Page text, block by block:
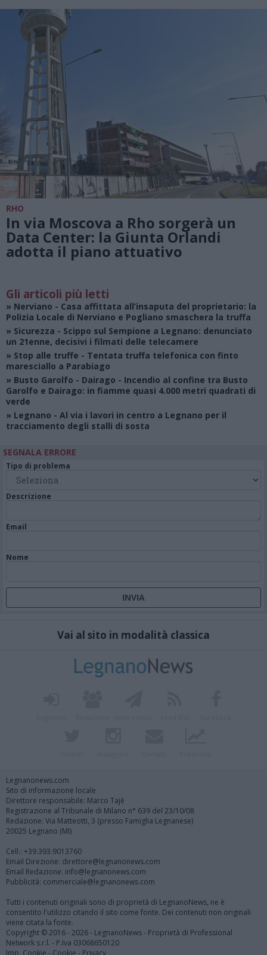
RHO
In via Moscova a Rho sorgerà un
Data Center: la Giunta Orlandi
adotta il piano attuativo
Gli articoli più letti
» Nerviano - Casa affittata all’insaputa del proprietario: la
Polizia Locale di Nerviano e Pogliano smaschera la truffa
» Sicurezza - Scippo sul Sempione a Legnano: denunciato
un 21enne, decisivi i filmati delle telecamere
» Stop alle truffe - Tentata truffa telefonica con finto
maresciallo a Parabiago
» Busto Garolfo - Dairago - Incendio al confine tra Busto
Garolfo e Dairago: in fiamme quasi 4.000 metri quadrati di
verde
» Legnano - Al via i lavori in centro a Legnano per il
tracciamento degli stalli di sosta
SEGNALA ERRORE
Tipo di problema
Descrizione
Email
Nome
Vai al sito in modalità classica
Legnanonews.com
Sito di informazione locale
Direttore responsabile: Marco Tajè
Registrazione al Tribunale di Milano n° 639 del 23/10/08
Redazione: Via Matteotti, 3 (presso Famiglia Legnanese)
20025 Legnano (MI)
Cell.: +39.393.9013760
Email Direzione: direttore@legnanonews.com
Email Redazione: info@legnanonews.com
Pubblicità: commerciale@legnanonews.com
Tutti i contenuti originali sono di proprietà di LegnanoNews, ne è
consentito l'utilizzo citando il sito come fonte. Dei contenuti non originali
viene citata la fonte.
Copyright © 2016 - 2026 - LegnanoNews - Proprietà di Professional
Network s.r.l. - P.Iva 03068650120
Imp. Cookie - Cookie - Privacy